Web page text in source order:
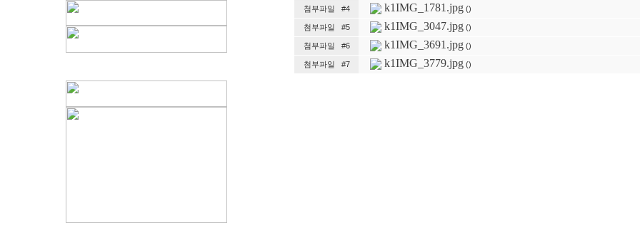
첨부파일 #4 k1IMG_1781.jpg ()
첨부파일 #5 k1IMG_3047.jpg ()
첨부파일 #6 k1IMG_3691.jpg ()
첨부파일 #7 k1IMG_3779.jpg ()